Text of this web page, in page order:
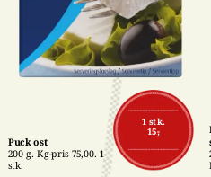
1 stk.
15,-
Puck ost
200 g. Kg-pris 75,00. 1
stk.